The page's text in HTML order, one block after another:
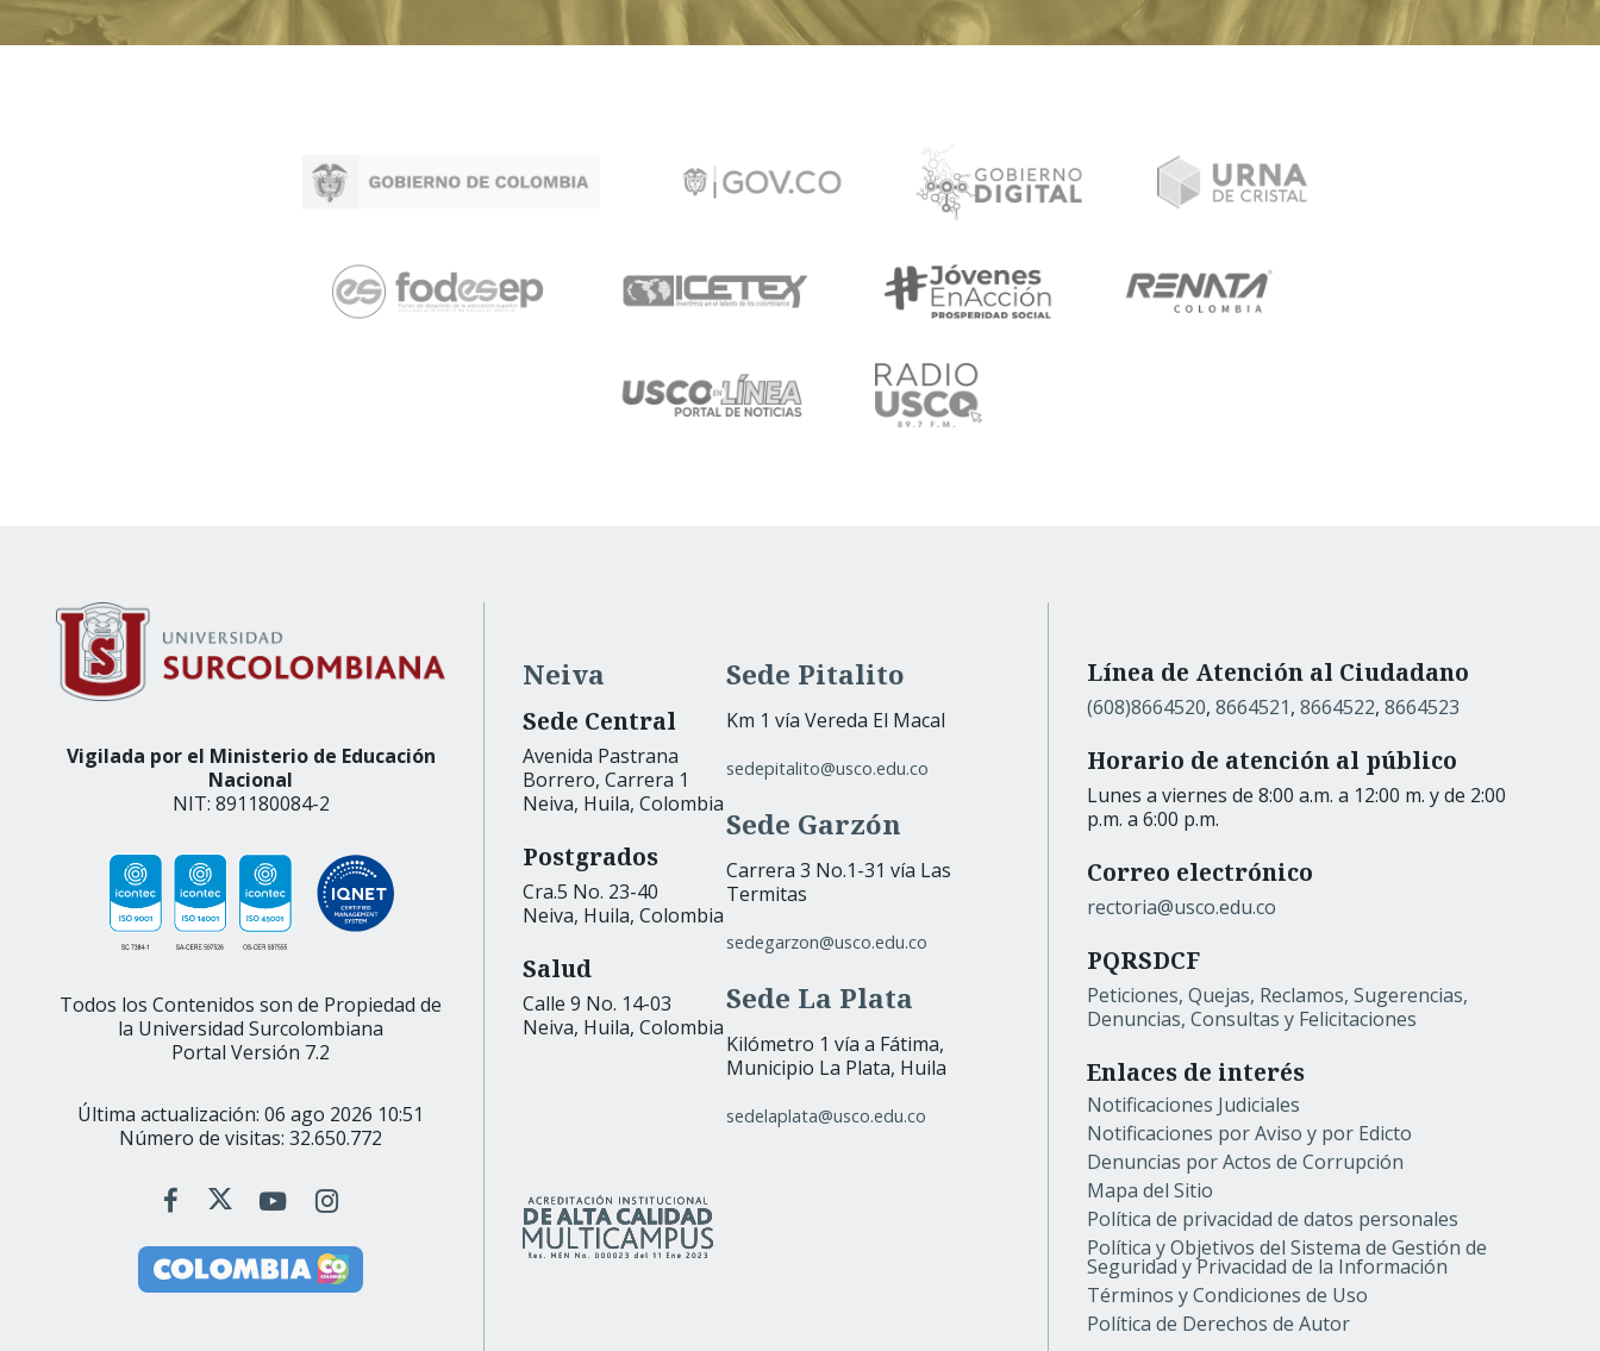
Vigilada por el Ministerio de Educación
Nacional
NIT: 891180084-2
Todos los Contenidos son de Propiedad de
la Universidad Surcolombiana
Portal Versión 7.2
Última actualización: 06 ago 2026 10:51
Número de visitas: 32.650.772
Neiva
Sede Central
Avenida Pastrana
Borrero, Carrera 1
Neiva, Huila, Colombia
Postgrados
Cra.5 No. 23-40
Neiva, Huila, Colombia
Salud
Calle 9 No. 14-03
Neiva, Huila, Colombia
Sede Pitalito
Km 1 vía Vereda El Macal
sedepitalito@usco.edu.co
Sede Garzón
Carrera 3 No.1-31 vía Las
Termitas
sedegarzon@usco.edu.co
Sede La Plata
Kilómetro 1 vía a Fátima,
Municipio La Plata, Huila
sedelaplata@usco.edu.co
Línea de Atención al Ciudadano
(608)8664520, 8664521, 8664522, 8664523
Horario de atención al público
Lunes a viernes de 8:00 a.m. a 12:00 m. y de 2:00
p.m. a 6:00 p.m.
Correo electrónico
rectoria@usco.edu.co
PQRSDCF
Peticiones, Quejas, Reclamos, Sugerencias,
Denuncias, Consultas y Felicitaciones
Enlaces de interés
Notificaciones Judiciales
Notificaciones por Aviso y por Edicto
Denuncias por Actos de Corrupción
Mapa del Sitio
Política de privacidad de datos personales
Política y Objetivos del Sistema de Gestión de
Seguridad y Privacidad de la Información
Términos y Condiciones de Uso
Política de Derechos de Autor